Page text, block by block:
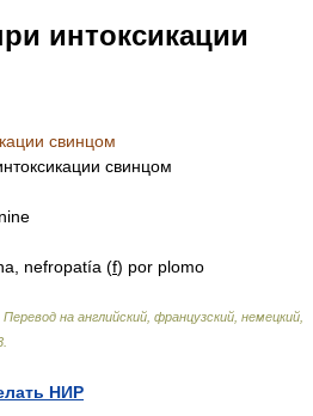
интоксикации
свинцом
свинцом
nefropatía (f) por plomo
на английский, французский, немецкий,
НИР